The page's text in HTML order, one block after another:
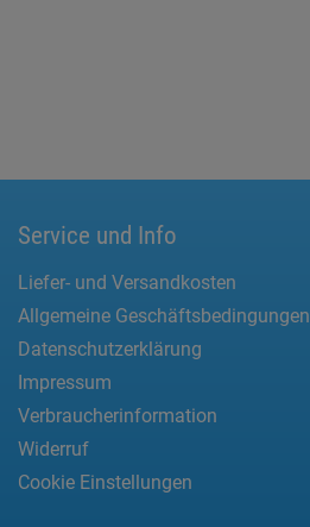
Service und Info
Liefer- und Versandkosten
Allgemeine Geschäftsbedingungen
Datenschutzerklärung
Impressum
Verbraucherinformation
Widerruf
Cookie Einstellungen